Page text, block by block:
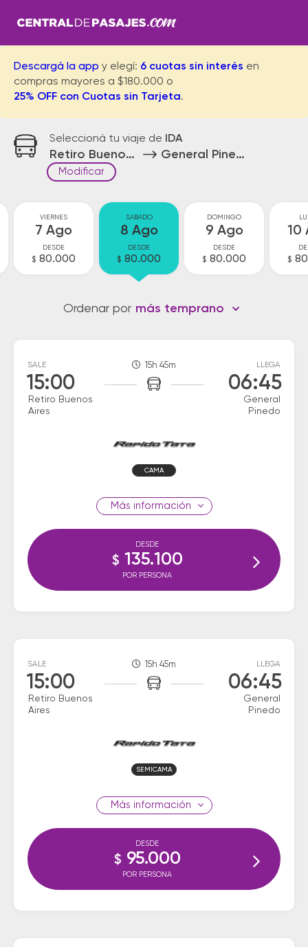
Descargá la app y elegí: 6 cuotas sin interés en
compras mayores a $180.000 o
25% OFF con Cuotas sin Tarjeta.
Seleccioná tu viaje de IDA
Retiro Buenos Aires General Pinedo
Modificar
VIERNES
7 Ago
DESDE
$ 80.000
SABADO
8 Ago
DESDE
$ 80.000
DOMINGO
9 Ago
DESDE
$ 80.000
10
$
Ordenar por más temprano
SALE
15:00
Retiro Buenos
Aires
15h 45m LLEGA
06:45
General
Pinedo
CAMA
información
DESDE
$ 135.100
POR PERSONA
SALE
15:00
Retiro Buenos
Aires
15h 45m LLEGA
06:45
General
Pinedo
SEMICAMA
información
DESDE
$ 95.000
POR PERSONA